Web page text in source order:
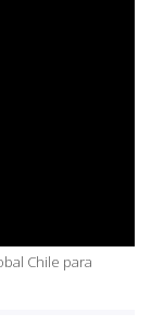
Chile para